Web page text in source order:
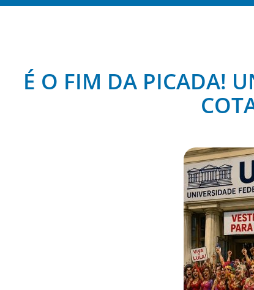
É O FIM DA PICADA!